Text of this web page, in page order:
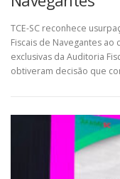
TCE-SC reconhece
Fiscais de Navegantes
exclusivas da Auditoria
obtiveram decisão que